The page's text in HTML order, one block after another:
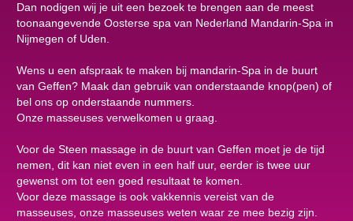
Dan nodigen wij je uit een bezoek te brengen aan de meest
toonaangevende Oosterse spa van Nederland Mandarin-Spa in
Nijmegen of Uden.
Wens u een afspraak te maken bij mandarin-Spa in de buurt
van Geffen? Maak dan gebruik van onderstaande knop(pen) of
bel ons op onderstaande nummers.
Onze masseuses verwelkomen u graag.
Voor de Steen massage in de buurt van Geffen moet je de tijd
nemen, dit kan niet even in een half uur, eerder is twee uur
gewenst om tot een goed resultaat te komen.
Voor deze massage is ook vakkennis vereist van de
masseuses, onze masseuses weten waar ze mee bezig zijn.